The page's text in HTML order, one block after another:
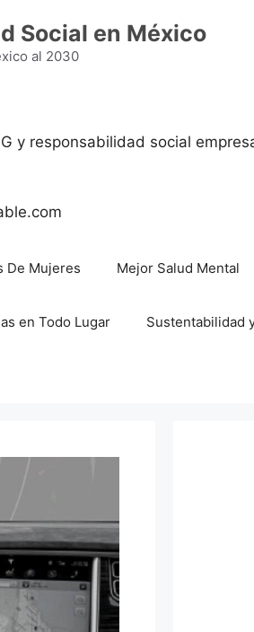
Social en México
al 2030
y responsabilidad social
De Mujeres Mejor Salud Mental
en Todo Lugar Sustentabilidad